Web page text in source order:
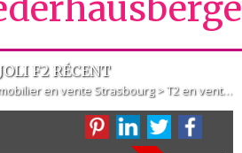
F2 RÉCENT
en vente Strasbourg >T2 en vente Strasbourg